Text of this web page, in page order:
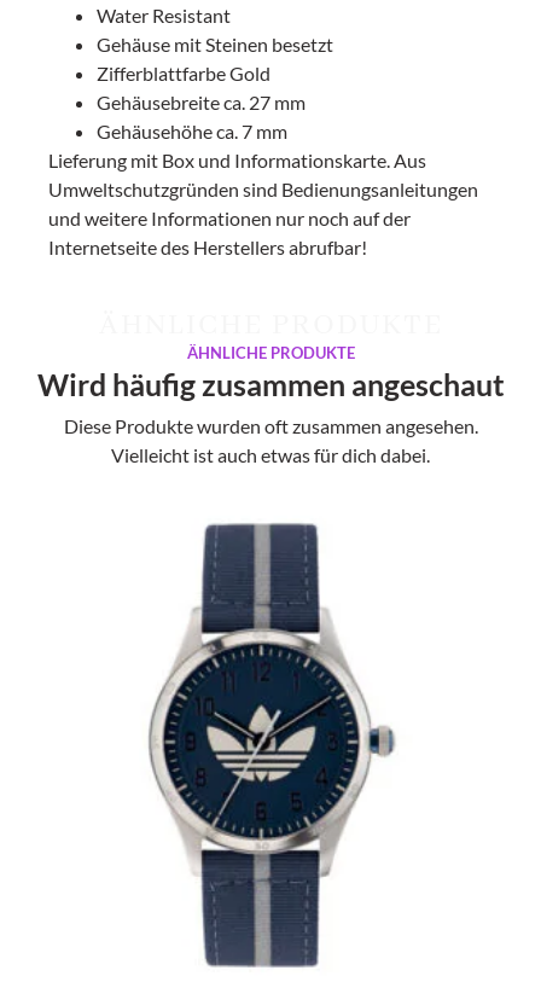
Water Resistant
Gehäuse mit Steinen besetzt
Zifferblattfarbe Gold
Gehäusebreite ca. 27 mm
Gehäusehöhe ca. 7 mm
Lieferung mit Box und Informationskarte. Aus
Umweltschutzgründen sind Bedienungsanleitungen
und weitere Informationen nur noch auf der
Internetseite des Herstellers abrufbar!
ÄHNLICHE PRODUKTE
Wird häufig zusammen angeschaut
Diese Produkte wurden oft zusammen angesehen.
Vielleicht ist auch etwas für dich dabei.